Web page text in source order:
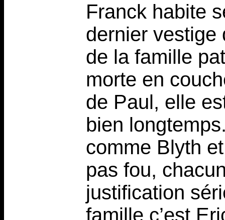
Franck habite
dernier vestige
de la famille
morte en
de Paul, elle
bien
comme Blyth
pas fou,
justification
famille c’est